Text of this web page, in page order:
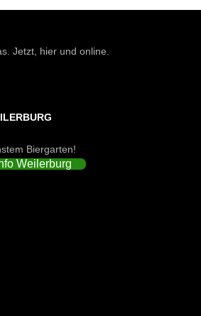
Jetzt, hier und online.
Biergarten!
Weilerburg